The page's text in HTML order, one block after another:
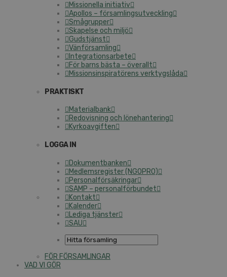
Missionella initiativ
Apollos – församlingsutveckling
Smågrupper
Skapelse och miljö
Gudstjänst
Vänförsamling
Integrationsarbete
För barns bästa – överallt
Missionsinspiratörens verktygslåda
PRAKTISKT
Materialbank
Redovisning och lönehantering
Kyrkoavgiften
LOGGA IN
Dokumentbanken
Medlemsregister (NGOPRO)
Personalförsäkringar
SAMP – personalförbundet
Kontakt
Kalender
Lediga tjänster
SAU
FÖR FÖRSAMLINGAR
VAD VI GÖR